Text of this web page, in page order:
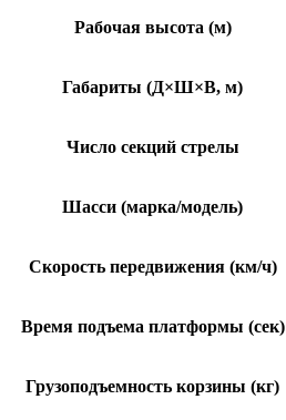
Рабочая высота (м)
Габариты (Д×Ш×В, м)
Число секций стрелы
Шасси (марка/модель)
Скорость передвижения (км/ч)
Время подъема платформы (сек)
Грузоподъемность корзины (кг)